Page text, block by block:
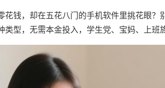
花钱，却在五花八门的手机软件里挑花眼
类型，无需本金投入，学生党、宝妈、上